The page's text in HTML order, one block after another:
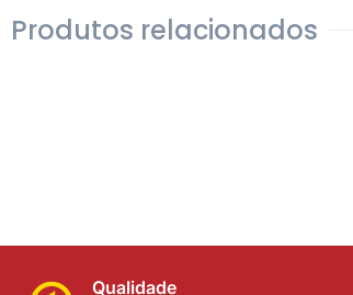
Produtos relacionados
Qualidade